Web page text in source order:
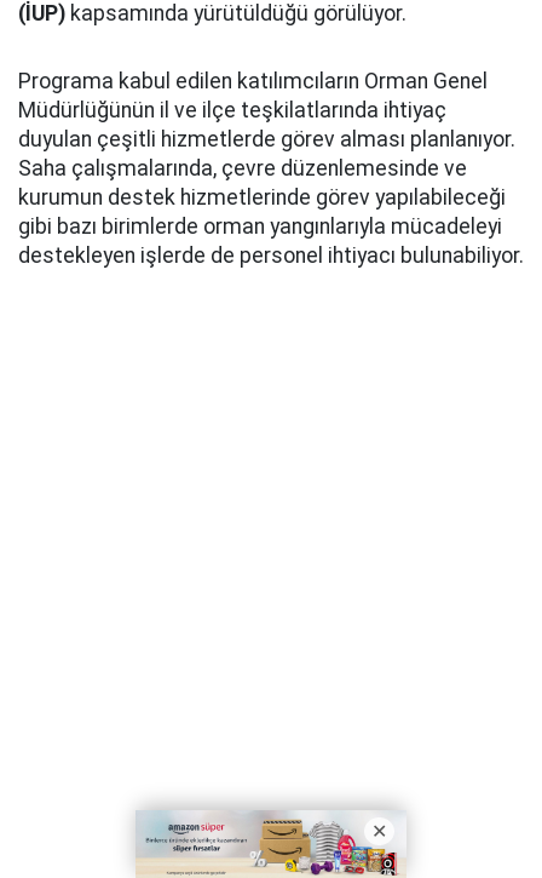
(İUP) kapsamında yürütüldüğü görülüyor.
Programa kabul edilen katılımcıların Orman Genel
Müdürlüğünün il ve ilçe teşkilatlarında ihtiyaç
duyulan çeşitli hizmetlerde görev alması planlanıyor.
Saha çalışmalarında, çevre düzenlemesinde ve
kurumun destek hizmetlerinde görev yapılabileceği
gibi bazı birimlerde orman yangınlarıyla mücadeleyi
destekleyen işlerde de personel ihtiyacı bulunabiliyor.